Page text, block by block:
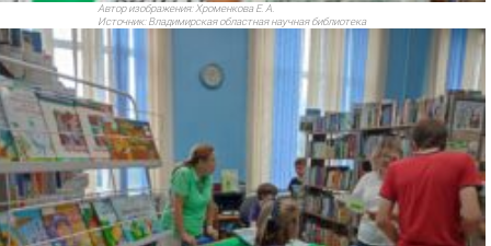
Автор изображения:Хроменкова Е. А.
Источник:Владимирская областная научная библиотека